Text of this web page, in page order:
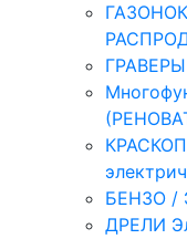
ГРАВЕРЫ
БЕНЗО /
ДРЕЛИ